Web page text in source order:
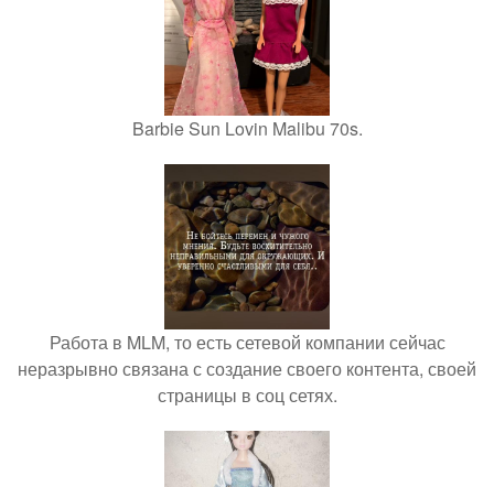
Barbie Sun Lovin Malibu 70s.
Работа в MLM, то есть сетевой компании сейчас
неразрывно связана с создание своего контента, своей
страницы в соц сетях.